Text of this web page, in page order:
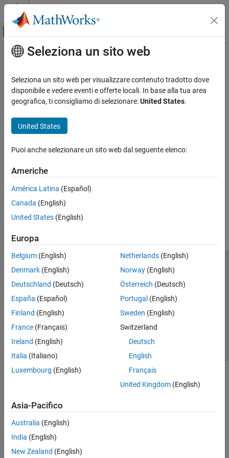
Vai al contenuto
Attiva/disattiva menu di navigazione
Pagina iniziale della documentazione
Contenuto principale
Seleziona un sito web
Seleziona un sito web per visualizzare contenuto tradotto dove
disponibile e vedere eventi e offerte locali. In base alla tua area
geografica, ti consigliamo di selezionare:United States.
United States
Puoi anche selezionare un sito web dal seguente elenco:
Americhe
América Latina (Español)
Canada (English)
United States (English)
Europa
Belgium (English)
Denmark (English)
Deutschland (Deutsch)
España (Español)
Finland (English)
France (Français)
Ireland (English)
Italia (Italiano)
Luxembourg (English)
Netherlands(English)
Norway(English)
Österreich (Deutsch)
Portugal (English)
Sweden (English)
Switzerland
Deutsch
English
Français
United Kingdom(English)
Asia-Pacifico
Australia (English)
India (English)
New Zealand (English)
Centro di fiducia
Informativa sulla privacy
Antipirateria
Stato dell'applicazione
Contatti
© 1994-2026 The MathWorks, Inc.